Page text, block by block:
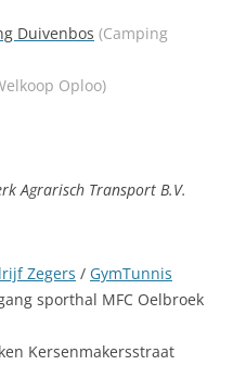
Duivenbos (Camping
Oploo)
Agrarisch Transport B.V.
Zegers / GymTunnis
sporthal MFC Oelbroek
Kersenmakersstraat